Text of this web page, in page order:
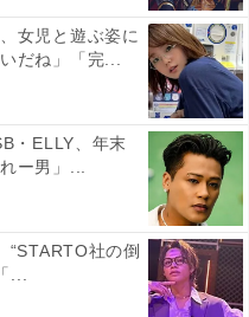
女児と遊ぶ姿に
だね」「完...
・ELLY、年末
ー男」...
“STARTO社の倒
...